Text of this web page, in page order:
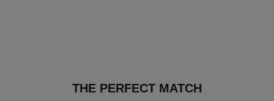
THE PERFECT MATCH